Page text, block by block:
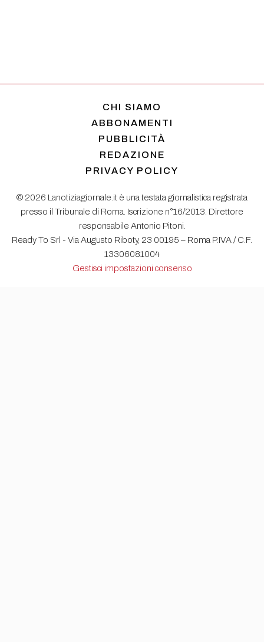
CHI SIAMO
ABBONAMENTI
PUBBLICITÀ
REDAZIONE
PRIVACY POLICY
© 2026 Lanotiziagiornale.it è una testata giornalistica registrata
presso il Tribunale di Roma. Iscrizione n°16/2013. Direttore
responsabile Antonio Pitoni.
Ready To Srl - Via Augusto Riboty, 23 00195 – Roma P.IVA / C.F.
13306081004
Gestisci impostazioni consenso